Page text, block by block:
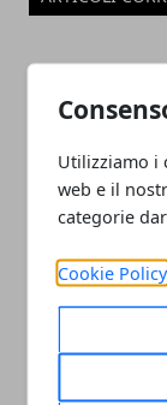
Utilizziamo i
web e il
categorie
Cookie Policy
Affitti alle
Google